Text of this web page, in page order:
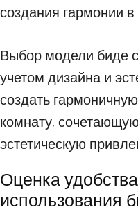
создания гармонии в
Выбор модели биде
учетом дизайна и
создать
комнату,
эстетическую
Оценка
использования